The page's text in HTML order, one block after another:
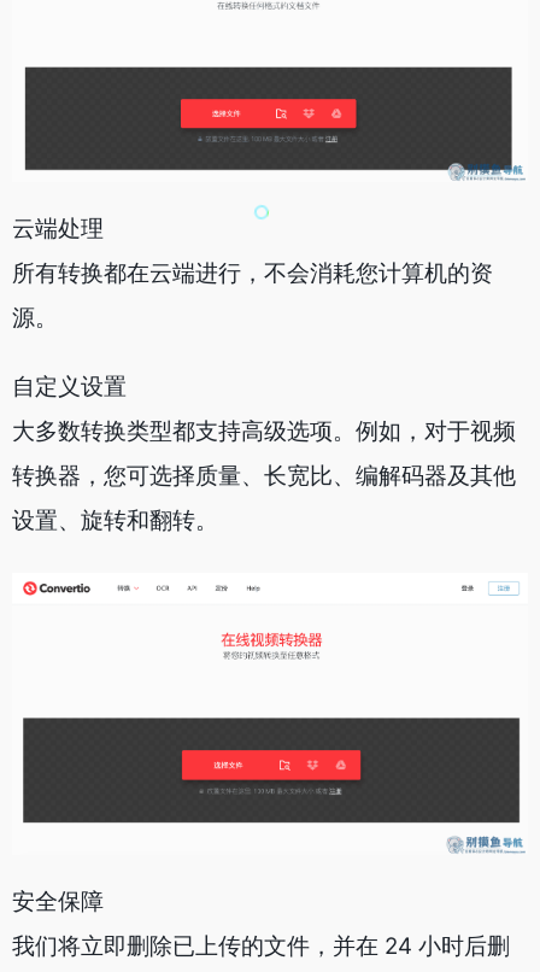
云端处理
所有转换都在云端进行，不会消耗您计算机的资
源。
自定义设置
大多数转换类型都支持高级选项。例如，对于视频
转换器，您可选择质量、长宽比、编解码器及其他
设置、旋转和翻转。
安全保障
我们将立即删除已上传的文件，并在 24 小时后删